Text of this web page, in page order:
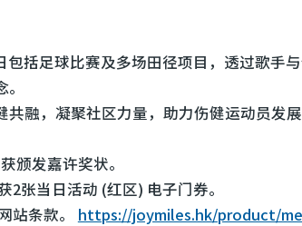
括足球比赛及多场田径项目，透过歌手
融，凝聚社区力量，助力伤健运动员发展
颁发嘉许奖状。
张当日活动 (红区) 电子门券。
站条款。 https://joymiles.hk/product/